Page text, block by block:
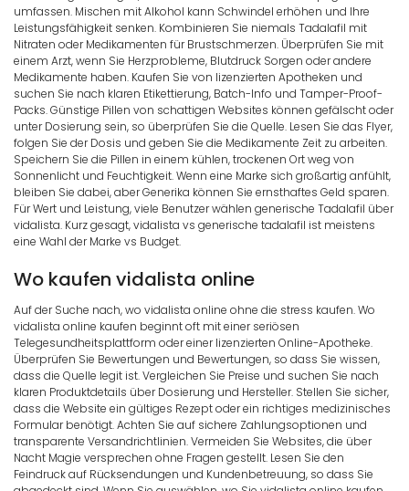
umfassen. Mischen mit Alkohol kann Schwindel erhöhen und Ihre
Leistungsfähigkeit senken. Kombinieren Sie niemals Tadalafil mit
Nitraten oder Medikamenten für Brustschmerzen. Überprüfen Sie mit
einem Arzt, wenn Sie Herzprobleme, Blutdruck Sorgen oder andere
Medikamente haben. Kaufen Sie von lizenzierten Apotheken und
suchen Sie nach klaren Etikettierung, Batch-Info und Tamper-Proof-
Packs. Günstige Pillen von schattigen Websites können gefälscht oder
unter Dosierung sein, so überprüfen Sie die Quelle. Lesen Sie das Flyer,
folgen Sie der Dosis und geben Sie die Medikamente Zeit zu arbeiten.
Speichern Sie die Pillen in einem kühlen, trockenen Ort weg von
Sonnenlicht und Feuchtigkeit. Wenn eine Marke sich großartig anfühlt,
bleiben Sie dabei, aber Generika können Sie ernsthaftes Geld sparen.
Für Wert und Leistung, viele Benutzer wählen generische Tadalafil über
vidalista. Kurz gesagt, vidalista vs generische tadalafil ist meistens
eine Wahl der Marke vs Budget.
Wo kaufen vidalista online
Auf der Suche nach, wo vidalista online ohne die stress kaufen. Wo
vidalista online kaufen beginnt oft mit einer seriösen
Telegesundheitsplattform oder einer lizenzierten Online-Apotheke.
Überprüfen Sie Bewertungen und Bewertungen, so dass Sie wissen,
dass die Quelle legit ist. Vergleichen Sie Preise und suchen Sie nach
klaren Produktdetails über Dosierung und Hersteller. Stellen Sie sicher,
dass die Website ein gültiges Rezept oder ein richtiges medizinisches
Formular benötigt. Achten Sie auf sichere Zahlungsoptionen und
transparente Versandrichtlinien. Vermeiden Sie Websites, die über
Nacht Magie versprechen ohne Fragen gestellt. Lesen Sie den
Feindruck auf Rücksendungen und Kundenbetreuung, so dass Sie